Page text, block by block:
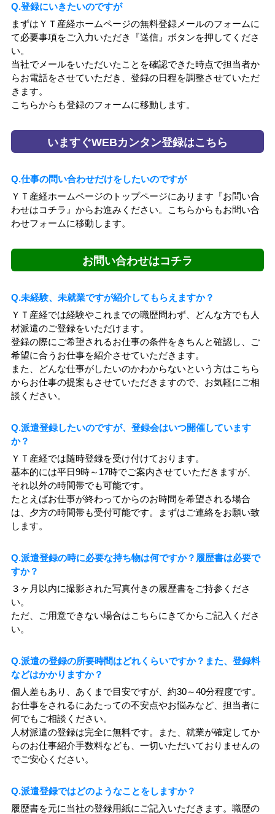
Q.登録にいきたいのですが
まずはＹＴ産経ホームページの無料登録メールのフォームに
て必要事項をご入力いただき『送信』ボタンを押してくださ
い。
当社でメールをいただいたことを確認できた時点で担当者か
らお電話をさせていただき、登録の日程を調整させていただ
きます。
こちらからも登録のフォームに移動します。
いますぐWEBカンタン登録はこちら
Q.仕事の問い合わせだけをしたいのですが
ＹＴ産経ホームページのトップページにあります『お問い合
わせはコチラ』からお進みください。こちらからもお問い合
わせフォームに移動します。
お問い合わせはコチラ
Q.未経験、未就業ですが紹介してもらえますか？
ＹＴ産経では経験やこれまでの職歴問わず、どんな方でも人
材派遣のご登録をいただけます。
登録の際にご希望されるお仕事の条件をきちんと確認し、ご
希望に合うお仕事を紹介させていただきます。
また、どんな仕事がしたいのかわからないという方はこちら
からお仕事の提案もさせていただきますので、お気軽にご相
談ください。
Q.派遣登録したいのですが、登録会はいつ開催しています
か？
ＹＴ産経では随時登録を受け付けております。
基本的には平日9時～17時でご案内させていただきますが、
それ以外の時間帯でも可能です。
たとえばお仕事が終わってからのお時間を希望される場合
は、夕方の時間帯も受付可能です。まずはご連絡をお願い致
します。
Q.派遣登録の時に必要な持ち物は何ですか？履歴書は必要で
すか？
３ヶ月以内に撮影された写真付きの履歴書をご持参くださ
い。
ただ、ご用意できない場合はこちらにきてからご記入くださ
い。
Q.派遣の登録の所要時間はどれくらいですか？また、登録料
などはかかりますか？
個人差もあり、あくまで目安ですが、約30～40分程度です。
お仕事をされるにあたっての不安点やお悩みなど、担当者に
何でもご相談ください。
人材派遣の登録は完全に無料です。また、就業が確定してか
らのお仕事紹介手数料なども、一切いただいておりませんの
でご安心ください。
Q.派遣登録ではどのようなことをしますか？
履歴書を元に当社の登録用紙にご記入いただきます。職歴の